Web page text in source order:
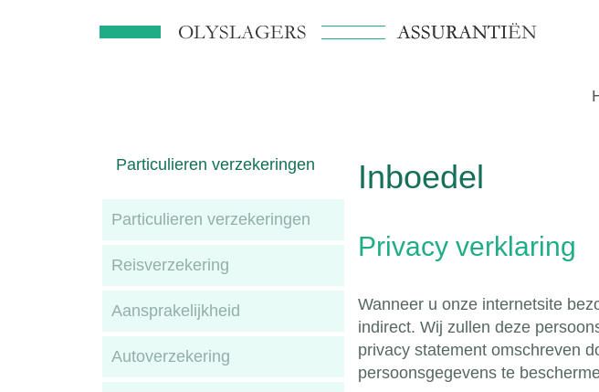
Particulieren verzekeringen
Particulieren verzekeringen
Reisverzekering
Aansprakelijkheid
Autoverzekering
Inboedel
Privacy verklaring
Wanneer u onze internetsite
indirect. Wij zullen deze
privacy statement omschreven
persoonsgegevens te